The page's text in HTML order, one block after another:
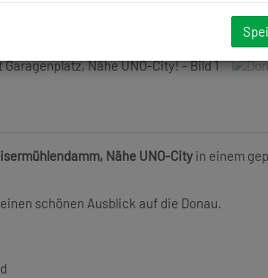
Nähe UNO-City in einem
schönen Ausblick auf die Donau.